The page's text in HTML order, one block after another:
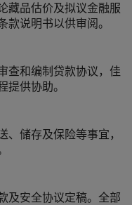
藏品估价及拟议金融服
款说明书以供审阅。
查和编制贷款协议，佳
提供协助。
、储存及保险等事宜，
及安全协议定稿。全部